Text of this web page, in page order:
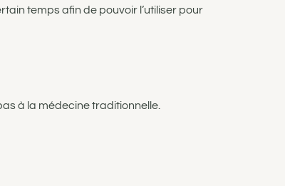
temps afin de pouvoir l’utiliser pour
à la médecine traditionnelle.